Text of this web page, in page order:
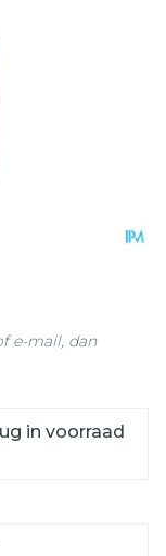
in voorraad
e-mail, dan